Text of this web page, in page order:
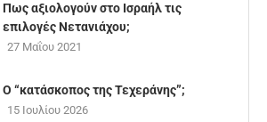
Πως αξιολογούν στο Ισραήλ τις
επιλογές Νετανιάχου;
27 Μαΐου 2021
Ο “κατάσκοπος της Τεχεράνης”;
15 Ιουλίου 2026